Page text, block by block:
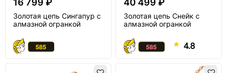
Золотая цепь Сингапур с
алмазной огранкой
Золотая цепь Снейк с
алмазной огранкой
4.8